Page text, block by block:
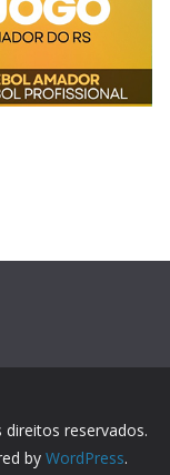
direitos reservados.
by WordPress.